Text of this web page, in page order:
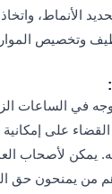
الأنماط،
وتخصيص
في الساعات
على إمكانية
يمكن لأصحاب
من يمنحون حق